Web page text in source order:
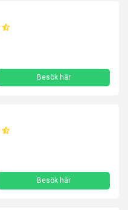
Besök här
Besök här